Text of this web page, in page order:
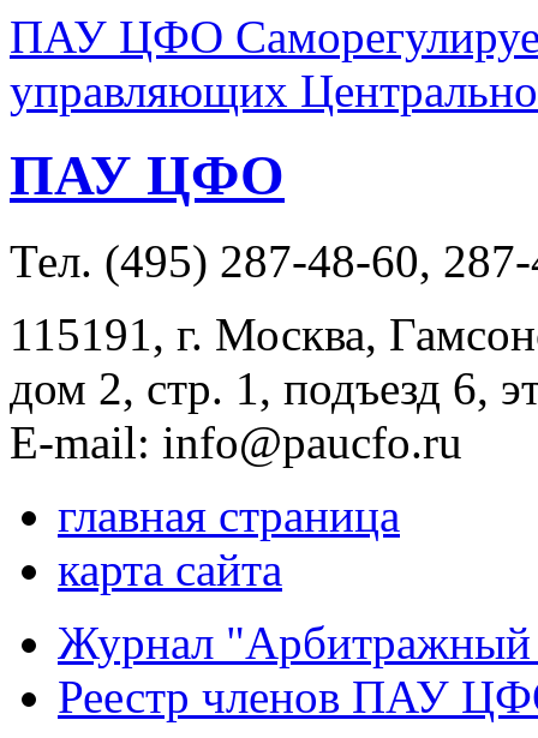
ПАУ ЦФО
управляющих
ПАУ ЦФО
Тел. (495) 287-48-60,
115191, г. Москва,
дом 2, стр. 1, подъезд 6,
E-mail: info@paucfo.ru
главная страница
карта сайта
Журнал
Реестр членов ПАУ